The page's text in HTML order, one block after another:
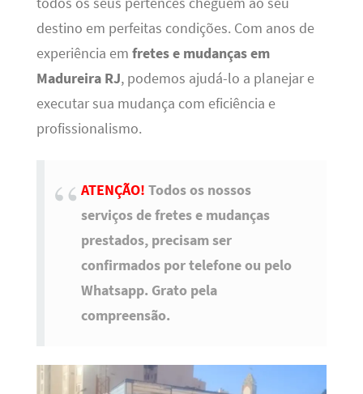
destino em perfeitas condições. Com anos de
experiência em fretes e mudanças em
Madureira RJ, podemos ajudá-lo a planejar e
executar sua mudança com eficiência e
profissionalismo.
ATENÇÃO! Todos os nossos
serviços de fretes e mudanças
prestados, precisam ser
confirmados por telefone ou pelo
Whatsapp. Grato pela
compreensão.